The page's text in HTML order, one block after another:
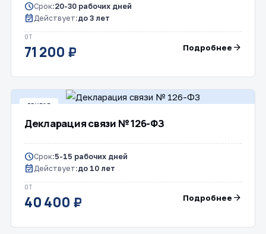
scheduleСрок:20-30 рабочих дней
event_availableДействует:до 3 лет
ОТ
71 200 ₽ Подробнее arrow_forward
ДРУГОЕ
Декларация связи № 126-ФЗ
scheduleСрок:5-15 рабочих дней
event_availableДействует:до 10 лет
ОТ
40 400 ₽ Подробнее arrow_forward